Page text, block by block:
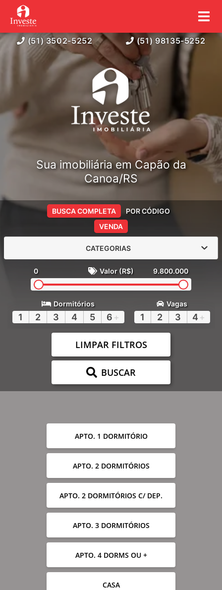
(51) 3502-5252 (51) 98135-5252
Sua imobiliária em Capão da
Canoa/RS
VENDA
BUSCA COMPLETA POR CÓDIGO
CATEGORIAS
0 Valor (R$) 9.800.000
Dormitórios
1 2 3 4 5 6 +
Vagas
1 2 3 4 +
LIMPAR FILTROS
BUSCAR
APTO. 1 DORMITÓRIO
APTO. 2 DORMITÓRIOS
APTO. 2 DORMITÓRIOS C/ DEP.
APTO. 3 DORMITÓRIOS
APTO. 4 DORMS OU +
CASA